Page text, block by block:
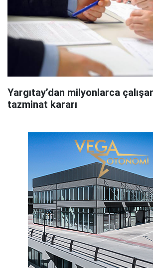
Yargıtay’dan milyonlarca
tazminat kararı